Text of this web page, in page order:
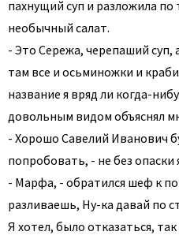
пахнущий суп и разложила по
необычный салат.
- Это Сережа, черепаший суп,
там все и осьминожки и
название я вряд ли когда-
довольным видом объяснял
- Хорошо Савелий Иванович
попробовать, - не без опаски
- Марфа, - обратился шеф к
разливаешь, Ну-ка давай по
Я хотел, было отказаться,